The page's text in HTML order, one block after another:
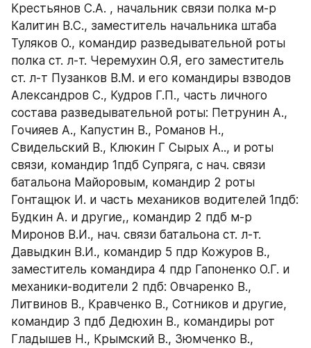
Крестьянов С.А. , начальник связи полка м-р
Калитин В.С., заместитель начальника штаба
Туляков О., командир разведывательной роты
полка ст. л-т. Черемухин О.Я, его заместитель
ст. л-т Пузанков В.М. и его командиры взводов
Александров С., Кудров Г.П., часть личного
состава разведывательной роты: Петрунин А.,
Гочияев А., Капустин В., Романов Н.,
Свидельский В., Клюкин Г Сырых А.., и роты
связи, командир 1пдб Супряга, с нач. связи
батальона Майоровым, командир 2 роты
Гонтащюк И. и часть механиков водителей 1пдб:
Будкин А. и другие,, командир 2 пдб м-р
Миронов В.И., нач. связи батальона ст. л-т.
Давыдкин В.И., командир 5 пдр Кожуров В.,
заместитель командира 4 пдр Гапоненко О.Г. и
механики-водители 2 пдб: Овчаренко В.,
Литвинов В., Кравченко В., Сотников и другие,
командир 3 пдб Дедюхин В., командиры рот
Гладышев Н., Крымский В., Зюмченко В.,